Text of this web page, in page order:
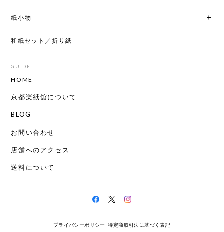
紙小物
和紙セット／折り紙
GUIDE
HOME
京都楽紙舘について
BLOG
お問い合わせ
店舗へのアクセス
送料について
プライバシーポリシー 特定商取引法に基づく表記